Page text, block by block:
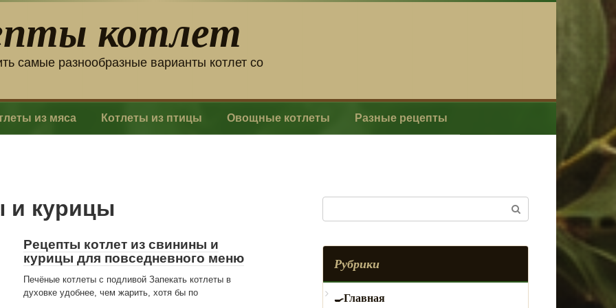
котлет
самые разнообразные варианты котлет со
из мяса Котлеты из птицы Овощные котлеты Разные рецепты
и курицы
Рецепты котлет из свинины и
курицы для повседневного меню
Печёные котлеты с подливой Запекать котлеты в
духовке удобнее, чем жарить, хотя бы по
Рубрики
Главная